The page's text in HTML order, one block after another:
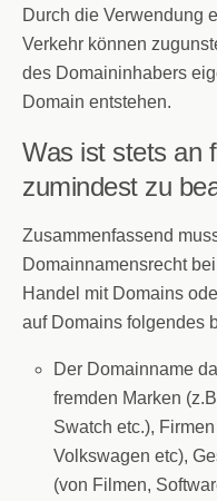
Durch die Verwendung
Verkehr können
des Domaininhabers
Domain entstehen.
Was ist stets an
zumindest zu
Zusammenfassend
Domainnamensrecht
Handel mit Domains
auf Domains folgendes
Der Domainname
fremden Marken
Swatch etc.),
Volkswagen etc),
(von Filmen,